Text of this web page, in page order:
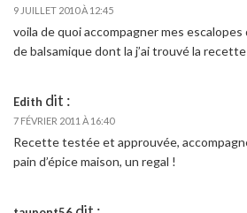
9 JUILLET 2010 À 12:45
voila de quoi accompagner mes
de balsamique dont la j’ai trouvé la
Edith dit :
7 FÉVRIER 2011 À 16:40
Recette testée et approuvée,
pain d’épice maison, un regal !